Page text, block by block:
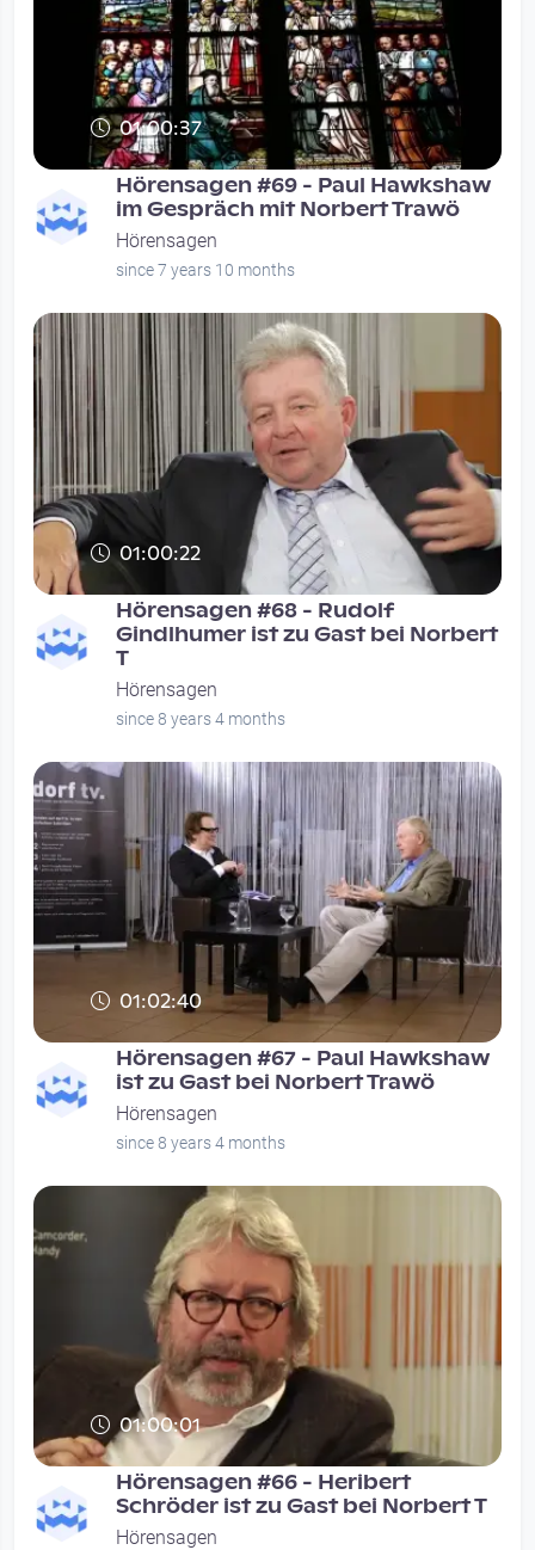
01:00:37
Hörensagen #69 - Paul Hawkshaw
im Gespräch mit Norbert Trawö
Hörensagen
since 7 years 10 months
01:00:22
Hörensagen #68 - Rudolf
Gindlhumer ist zu Gast bei Norbert
T
Hörensagen
since 8 years 4 months
01:02:40
Hörensagen #67 - Paul Hawkshaw
ist zu Gast bei Norbert Trawö
Hörensagen
since 8 years 4 months
01:00:01
Hörensagen #66 - Heribert
Schröder ist zu Gast bei Norbert T
Hörensagen